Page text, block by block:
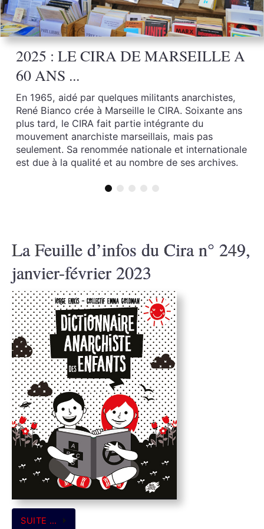
2025 : LE CIRA DE MARSEILLE A
60 ANS ...
En 1965, aidé par quelques militants anarchistes,
René Bianco crée à Marseille le CIRA. Soixante ans
plus tard, le CIRA fait partie intégrante du
mouvement anarchiste marseillais, mais pas
seulement. Sa renommée nationale et internationale
est due à la qualité et au nombre de ses archives.
La Feuille d’infos du Cira n° 249,
janvier-février 2023
SUITE …